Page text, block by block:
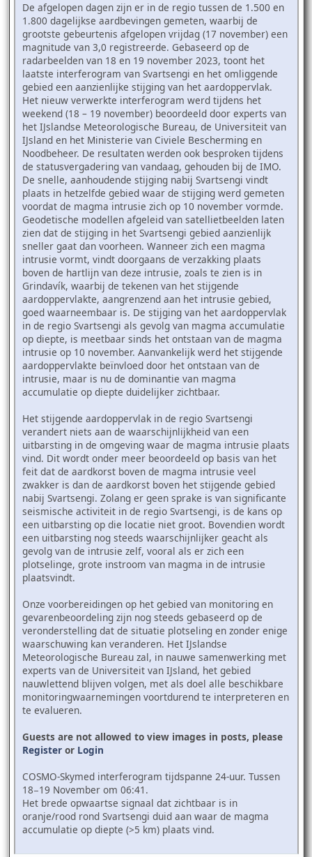
De afgelopen dagen zijn er in de regio tussen de 1.500 en
1.800 dagelijkse aardbevingen gemeten, waarbij de
grootste gebeurtenis afgelopen vrijdag (17 november) een
magnitude van 3,0 registreerde. Gebaseerd op de
radarbeelden van 18 en 19 november 2023, toont het
laatste interferogram van Svartsengi en het omliggende
gebied een aanzienlijke stijging van het aardoppervlak.
Het nieuw verwerkte interferogram werd tijdens het
weekend (18 – 19 november) beoordeeld door experts van
het IJslandse Meteorologische Bureau, de Universiteit van
IJsland en het Ministerie van Civiele Bescherming en
Noodbeheer. De resultaten werden ook besproken tijdens
de statusvergadering van vandaag, gehouden bij de IMO.
De snelle, aanhoudende stijging nabij Svartsengi vindt
plaats in hetzelfde gebied waar de stijging werd gemeten
voordat de magma intrusie zich op 10 november vormde.
Geodetische modellen afgeleid van satellietbeelden laten
zien dat de stijging in het Svartsengi gebied aanzienlijk
sneller gaat dan voorheen. Wanneer zich een magma
intrusie vormt, vindt doorgaans de verzakking plaats
boven de hartlijn van deze intrusie, zoals te zien is in
Grindavík, waarbij de tekenen van het stijgende
aardoppervlakte, aangrenzend aan het intrusie gebied,
goed waarneembaar is. De stijging van het aardoppervlak
in de regio Svartsengi als gevolg van magma accumulatie
op diepte, is meetbaar sinds het ontstaan van de magma
intrusie op 10 november. Aanvankelijk werd het stijgende
aardoppervlakte beïnvloed door het ontstaan van de
intrusie, maar is nu de dominantie van magma
accumulatie op diepte duidelijker zichtbaar.
Het stijgende aardoppervlak in de regio Svartsengi
verandert niets aan de waarschijnlijkheid van een
uitbarsting in de omgeving waar de magma intrusie plaats
vind. Dit wordt onder meer beoordeeld op basis van het
feit dat de aardkorst boven de magma intrusie veel
zwakker is dan de aardkorst boven het stijgende gebied
nabij Svartsengi. Zolang er geen sprake is van significante
seismische activiteit in de regio Svartsengi, is de kans op
een uitbarsting op die locatie niet groot. Bovendien wordt
een uitbarsting nog steeds waarschijnlijker geacht als
gevolg van de intrusie zelf, vooral als er zich een
plotselinge, grote instroom van magma in de intrusie
plaatsvindt.
Onze voorbereidingen op het gebied van monitoring en
gevarenbeoordeling zijn nog steeds gebaseerd op de
veronderstelling dat de situatie plotseling en zonder enige
waarschuwing kan veranderen. Het IJslandse
Meteorologische Bureau zal, in nauwe samenwerking met
experts van de Universiteit van IJsland, het gebied
nauwlettend blijven volgen, met als doel alle beschikbare
monitoringwaarnemingen voortdurend te interpreteren en
te evalueren.
Guests are not allowed to view images in posts, please
Register or Login
COSMO-Skymed interferogram tijdspanne 24-uur. Tussen
18−19 November om 06:41.
Het brede opwaartse signaal dat zichtbaar is in
oranje/rood rond Svartsengi duid aan waar de magma
accumulatie op diepte (>5 km) plaats vind.